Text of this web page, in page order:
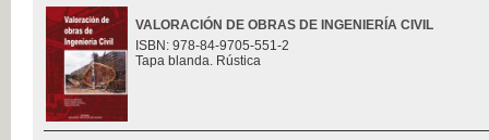
VALORACIÓN DE OBRAS DE INGENIERÍA CIVIL
ISBN: 978-84-9705-551-2
Tapa blanda. Rústica